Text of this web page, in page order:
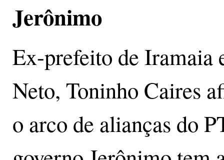
Jerônimo
Ex-prefeito de Iramaia
Neto, Toninho Caires
o arco de alianças do